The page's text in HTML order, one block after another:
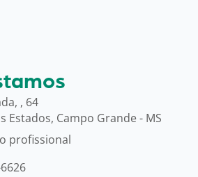
, 64
Estados, Campo Grande - MS
profissional